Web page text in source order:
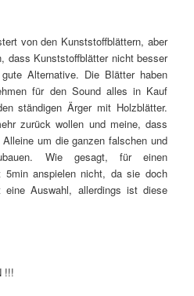
von den Kunststoffblättern, aber
dass Kunststoffblätter nicht besser
Alternative. Die Blätter haben
für den Sound alles in Kauf
ständigen Ärger mit Holzblätter.
zurück wollen und meine, dass
um die ganzen falschen und
Wie gesagt, für einen
5min anspielen nicht, da sie doch
Auswahl, allerdings ist diese
!!!